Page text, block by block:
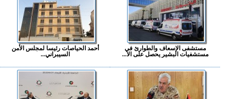
مستشفى الإسعاف والطوارئ في
مستشفيات البشير يحصل على الا...
أحمد الحياصات رئيسا لمجلس الأمن
السيبراني...